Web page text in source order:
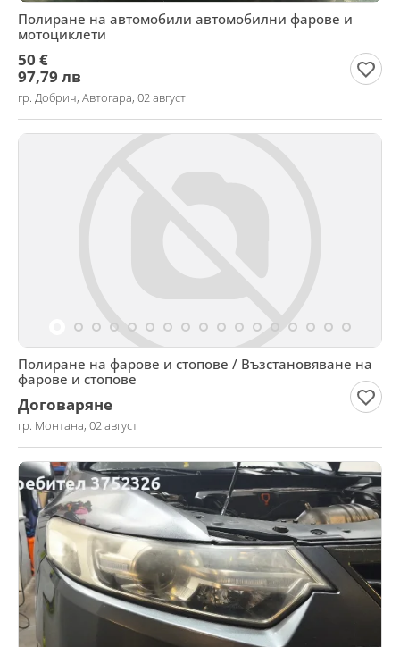
Полиране на автомобили автомобилни фарове и
мотоциклети
50 €
97,79 лв
гр. Добрич, Автогара, 02 август
Полиране на фарове и стопове / Възстановяване на
фарове и стопове
Договаряне
гр. Монтана, 02 август